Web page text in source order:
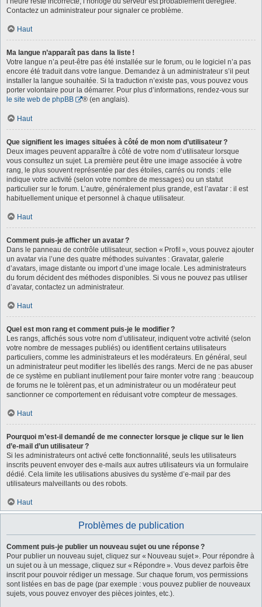
Contactez un administrateur pour signaler ce problème.
Haut
Ma langue n’apparaît pas dans la liste !
Votre langue n’a peut-être pas été installée sur le forum, ou le logiciel n’a pas
encore été traduit dans votre langue. Demandez à un administrateur s’il peut
installer la langue souhaitée. Si la traduction n’existe pas, vous pouvez vous
porter volontaire pour la démarrer. Pour plus d’informations, rendez-vous sur
le site web de phpBB
® (en anglais).
Haut
Que signifient les images situées à côté de mon nom d’utilisateur ?
Deux images peuvent apparaître à côté de votre nom d’utilisateur lorsque
vous consultez un sujet. La première peut être une image associée à votre
rang, le plus souvent représentée par des étoiles, carrés ou ronds : elle
indique votre activité (selon votre nombre de messages) ou un statut
particulier sur le forum. L’autre, généralement plus grande, est l’avatar : il est
habituellement unique et personnel à chaque utilisateur.
Haut
Comment puis-je afficher un avatar ?
Dans le panneau de contrôle utilisateur, section « Profil », vous pouvez ajouter
un avatar via l’une des quatre méthodes suivantes : Gravatar, galerie
d’avatars, image distante ou import d’une image locale. Les administrateurs
du forum décident des méthodes disponibles. Si vous ne pouvez pas utiliser
d’avatar, contactez un administrateur.
Haut
Quel est mon rang et comment puis-je le modifier ?
Les rangs, affichés sous votre nom d’utilisateur, indiquent votre activité (selon
votre nombre de messages publiés) ou identifient certains utilisateurs
particuliers, comme les administrateurs et les modérateurs. En général, seul
un administrateur peut modifier les libellés des rangs. Merci de ne pas abuser
de ce système en publiant inutilement pour faire monter votre rang : beaucoup
de forums ne le tolèrent pas, et un administrateur ou un modérateur peut
sanctionner ce comportement en réduisant votre compteur de messages.
Haut
Pourquoi m’est-il demandé de me connecter lorsque je clique sur le lien
d’e-mail d’un utilisateur ?
Si les administrateurs ont activé cette fonctionnalité, seuls les utilisateurs
inscrits peuvent envoyer des e-mails aux autres utilisateurs via un formulaire
dédié. Cela limite les utilisations abusives du système d’e-mail par des
utilisateurs malveillants ou des robots.
Haut
Problèmes de publication
Comment puis-je publier un nouveau sujet ou une réponse ?
Pour publier un nouveau sujet, cliquez sur « Nouveau sujet ». Pour répondre à
un sujet ou à un message, cliquez sur « Répondre ». Vous devez parfois être
inscrit pour pouvoir rédiger un message. Sur chaque forum, vos permissions
sont listées en bas de page (par exemple : vous pouvez publier de nouveaux
sujets, vous pouvez envoyer des pièces jointes, etc.).